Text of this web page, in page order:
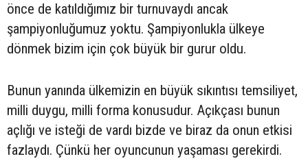
önce de katıldığımız bir turnuvaydı ancak
şampiyonluğumuz yoktu. Şampiyonlukla ülkeye
dönmek bizim için çok büyük bir gurur oldu.
Bunun yanında ülkemizin en büyük sıkıntısı temsiliyet,
milli duygu, milli forma konusudur. Açıkçası bunun
açlığı ve isteği de vardı bizde ve biraz da onun etkisi
fazlaydı. Çünkü her oyuncunun yaşaması gerekirdi.